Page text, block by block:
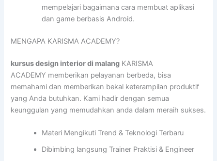
mempelajari bagaimana cara membuat aplikasi
dan game berbasis Android.
MENGAPA KARISMA ACADEMY?
kursus design interior di malang KARISMA
ACADEMY memberikan pelayanan berbeda, bisa
memahami dan memberikan bekal keterampilan produktif
yang Anda butuhkan. Kami hadir dengan semua
keunggulan yang memudahkan anda dalam meraih sukses.
Materi Mengikuti Trend & Teknologi Terbaru
Dibimbing langsung Trainer Praktisi & Engineer